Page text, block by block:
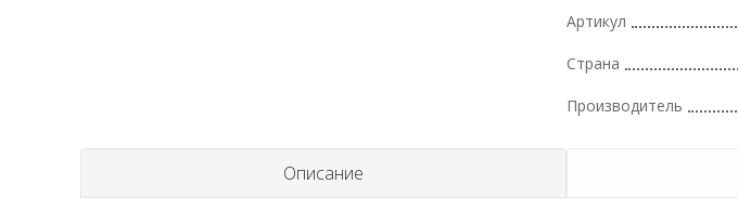
Артикул
Страна
Производитель
Описание